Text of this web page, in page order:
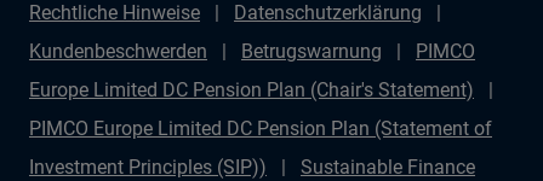
Rechtliche Hinweise
Datenschutzerklärung
Kundenbeschwerden
Betrugswarnung
PIMCO
Europe Limited DC Pension Plan (Chair's Statement)
PIMCO Europe Limited DC Pension Plan (Statement of
Investment Principles (SIP))
Sustainable Finance